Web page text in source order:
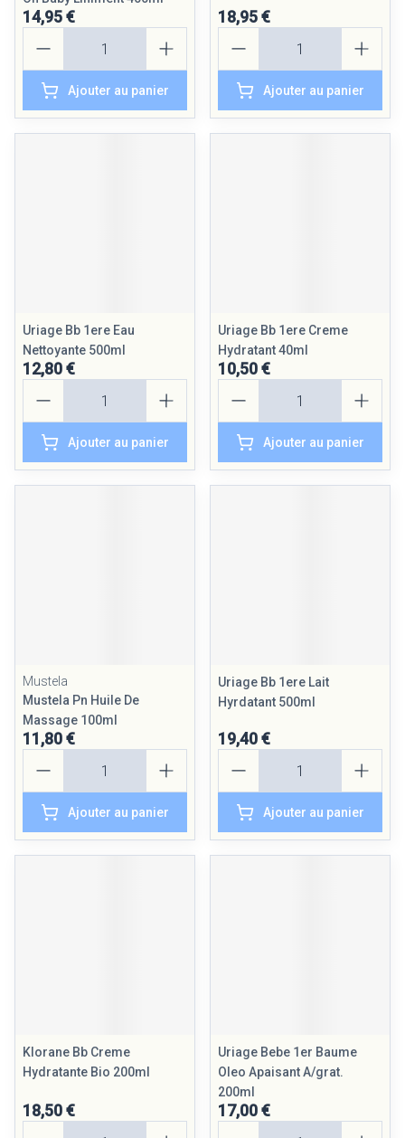
14,95 €
Ajouter au panier
18,95 €
Ajouter au panier
Uriage Bb 1ere Eau
Nettoyante 500ml
12,80 €
Ajouter au panier
Uriage Bb 1ere Creme
Hydratant 40ml
10,50 €
Ajouter au panier
Mustela
Mustela Pn Huile De
Massage 100ml
11,80 €
Ajouter au panier
Uriage Bb 1ere Lait
Hyrdatant 500ml
19,40 €
Ajouter au panier
Klorane Bb Creme
Hydratante Bio 200ml
18,50 €
Uriage Bebe 1er Baume
Oleo Apaisant A/grat.
200ml
17,00 €